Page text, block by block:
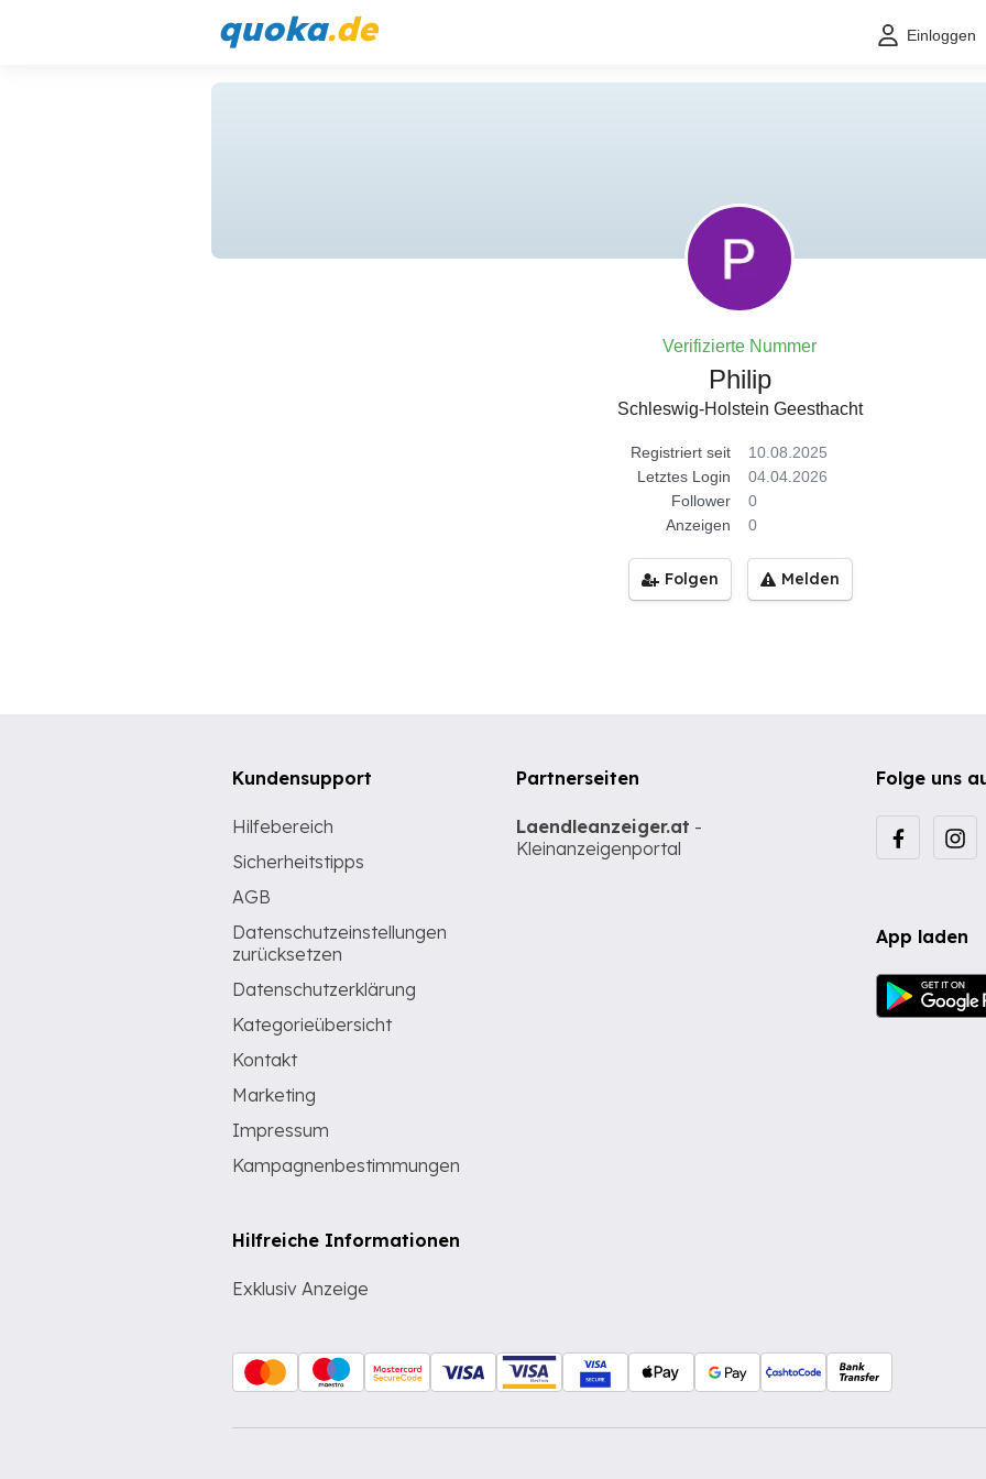
quoka.de Einloggen
Verifizierte Nummer
Philip
Schleswig-Holstein Geesthacht
Registriert seit
10.08.2025
Letztes Login
04.04.2026
Follower
0
Anzeigen
0
Folgen Melden
Folge uns
App laden
Kundensupport
Hilfebereich
Sicherheitstipps
AGB
Datenschutzeinstellungen
zurücksetzen
Datenschutzerklärung
Kategorieübersicht
Kontakt
Marketing
Impressum
Kampagnenbestimmungen
Hilfreiche Informationen
Exklusiv Anzeige
Partnerseiten
Laendleanzeiger.at -
Kleinanzeigenportal